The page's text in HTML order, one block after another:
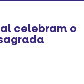
celebram o